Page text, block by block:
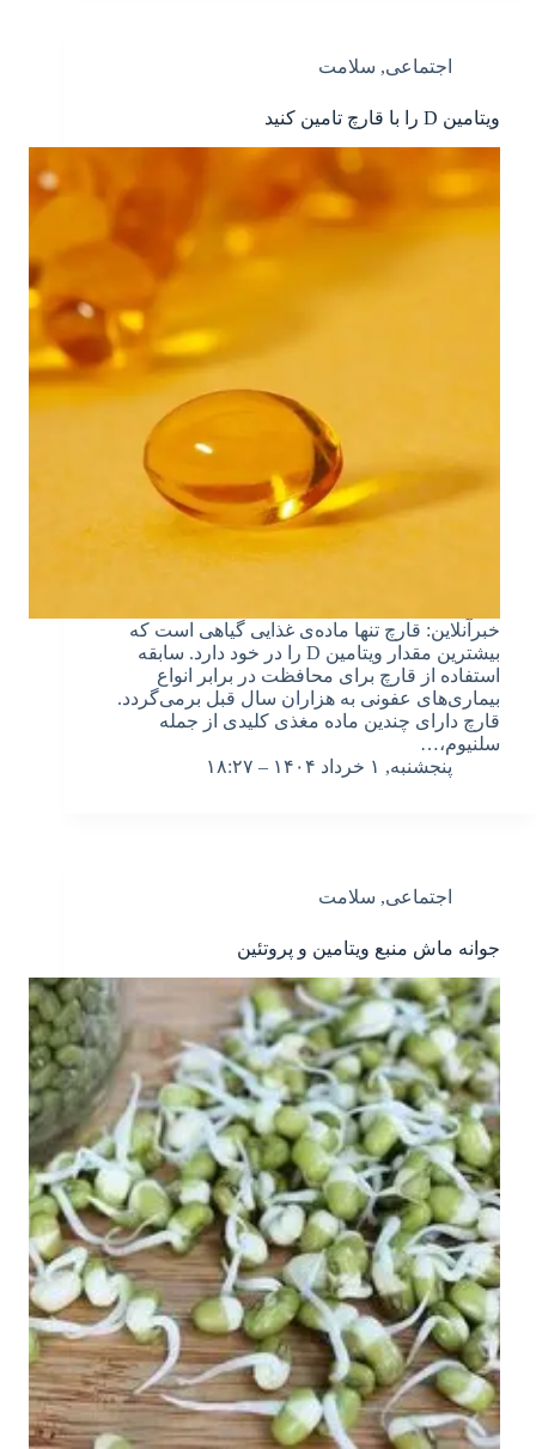
اجتماعی, سلامت
ویتامین D را با قارچ تامین کنید
خبرآنلاین: قارچ تنها ماده‌ی غذایی گیاهی است که
بیشترین مقدار ویتامین D را در خود دارد. سابقه
استفاده از قارچ برای محافظت در برابر انواع
بیماری‌های عفونی به هزاران سال قبل برمی‌گردد.
قارچ دارای چندین ماده مغذی کلیدی از جمله
سلنیوم،…
پنجشنبه, ۱ خرداد ۱۴۰۴ – ۱۸:۲۷
اجتماعی, سلامت
جوانه ماش منبع ویتامین و پروتئین